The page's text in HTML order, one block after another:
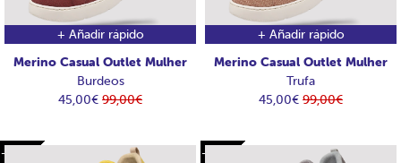
+ Añadir rápido
Merino Casual Outlet Mulher
Burdeos
45,00€ 99,00€
+ Añadir rápido
Merino Casual Outlet Mulher
Trufa
45,00€ 99,00€
-60€
-60€ -60€
-60€